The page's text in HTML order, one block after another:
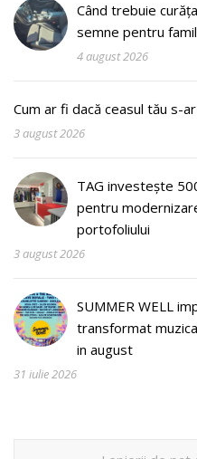
Când trebuie
semne pentru
4 august 2026
Cum ar fi dacă ceasul tău s-
3 august 2026
TAG investește
pentru
portofoliului
3 august 2026
SUMMER WELL
transformat
in august
31 iulie 2026